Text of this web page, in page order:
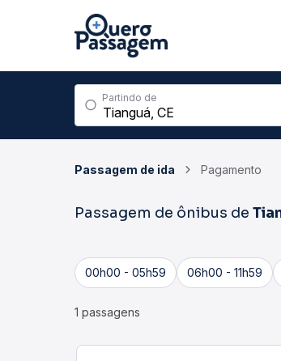
Partindo de
Passagem de ida Pagamento
Passagem de ônibus de
00h00 - 05h59 06h00 - 11h59
1 passagens